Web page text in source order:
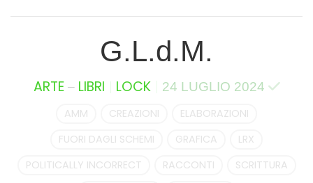
G.L.d.M.
ARTE– LIBRI LOCK 24 LUGLIO 2024
AMM CREAZIONI
ELABORAZIONI
FUORI DAGLI SCHEMI
GRAFICA
LRX
POLITICALLY INCORRECT
RACCONTI
SCRITTURA